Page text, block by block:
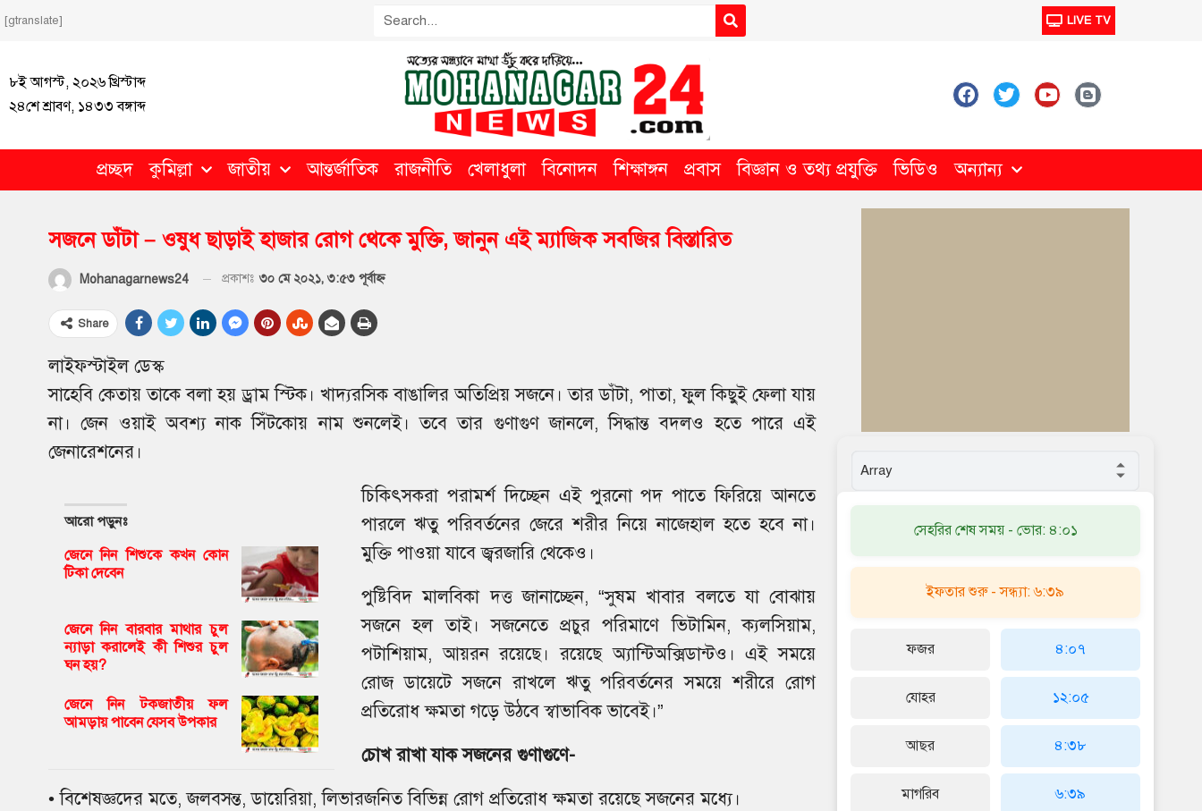
[gtranslate] LIVE TV
৮ই আগস্ট, ২০২৬ খ্রিস্টাব্দ
২৪শে শ্রাবণ, ১৪৩৩ বঙ্গাব্দ
প্রচ্ছদ কুমিল্লা জাতীয় আন্তর্জাতিক রাজনীতি খেলাধুলা বিনোদন শিক্ষাঙ্গন প্রবাস বিজ্ঞান ও তথ্য প্রযুক্তি ভিডিও অন্যান্য
সজনে ডাঁটা – ওষুধ ছাড়াই হাজার রোগ থেকে মুক্তি, জানুন এই ম্যাজিক সবজির বিস্তারিত
Mohanagarnews24 প্রকাশঃ ৩০ মে ২০২১, ৩:৫৩ পূর্বাহ্ণ
Share
লাইফস্টাইল ডেস্ক
সাহেবি কেতায় তাকে বলা হয় ড্রাম স্টিক। খাদ্যরসিক বাঙালির অতিপ্রিয় সজনে। তার ডাঁটা, পাতা, ফুল কিছুই ফেলা যায়
না। জেন ওয়াই অবশ্য নাক সিঁটকোয় নাম শুনলেই। তবে তার গুণাগুণ জানলে, সিদ্ধান্ত বদলও হতে পারে এই
জেনারেশনের।
আরো পড়ুনঃ
জেনে নিন শিশুকে কখন কোন
টিকা দেবেন
জেনে নিন বারবার মাথার চুল
ন্যাড়া করালেই কী শিশুর চুল
ঘন হয়?
জেনে নিন টকজাতীয় ফল
আমড়ায় পাবেন যেসব উপকার
চিকিৎসকরা পরামর্শ দিচ্ছেন এই পুরনো পদ পাতে ফিরিয়ে আনতে
পারলে ঋতু পরিবর্তনের জেরে শরীর নিয়ে নাজেহাল হতে হবে না।
মুক্তি পাওয়া যাবে জ্বরজারি থেকেও।
পুষ্টিবিদ মালবিকা দত্ত জানাচ্ছেন, “সুষম খাবার বলতে যা বোঝায়
সজনে হল তাই। সজনেতে প্রচুর পরিমাণে ভিটামিন, ক্যলসিয়াম,
পটাশিয়াম, আয়রন রয়েছে। রয়েছে অ্যান্টিঅক্সিডান্টও। এই সময়ে
রোজ ডায়েটে সজনে রাখলে ঋতু পরিবর্তনের সময়ে শরীরে রোগ
প্রতিরোধ ক্ষমতা গড়ে উঠবে স্বাভাবিক ভাবেই।”
চোখ রাখা যাক সজনের গুণাগুণে-
• বিশেষজ্ঞদের মতে, জলবসন্ত, ডায়েরিয়া, লিভারজনিত বিভিন্ন রোগ প্রতিরোধ ক্ষমতা রয়েছে সজনের মধ্যে।
সেহরির শেষ সময় - ভোর: ৪:০১
ইফতার শুরু - সন্ধ্যা: ৬:৩৯
ফজর
যোহর
আছর
মাগরিব
৪:০৭
১২:০৫
৪:৩৮
৬:৩৯